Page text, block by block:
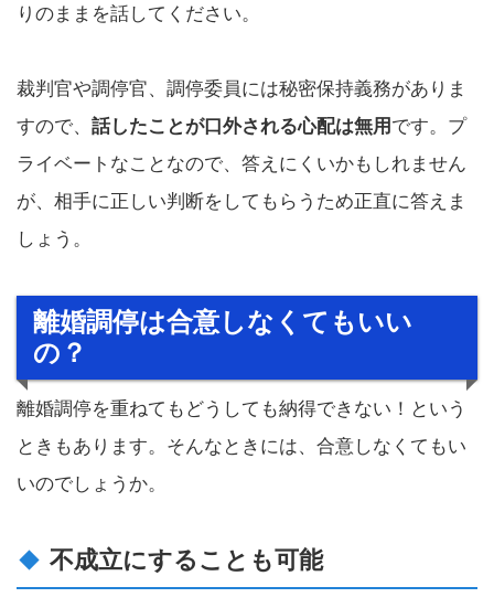
りのままを話してください。
裁判官や調停官、調停委員には秘密保持義務がありま
すので、 話したことが口外される心配は無用 です。プ
ライベートなことなので、答えにくいかもしれません
が、相手に正しい判断をしてもらうため正直に答えま
しょう。
離婚調停は合意しなくてもいい
の？
離婚調停を重ねてもどうしても納得できない！という
ときもあります。そんなときには、合意しなくてもい
いのでしょうか。
不成立にすることも可能